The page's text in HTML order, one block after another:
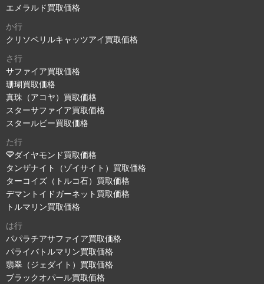
エメラルド買取価格
か行
クリソベリルキャッツアイ買取価格
さ行
サファイア買取価格
珊瑚買取価格
真珠（アコヤ）買取価格
スターサファイア買取価格
スタールビー買取価格
た行
ダイヤモンド買取価格
タンザナイト（ゾイサイト）買取価格
ターコイズ（トルコ石）買取価格
デマントイドガーネット買取価格
トルマリン買取価格
は行
パパラチアサファイア買取価格
パライバトルマリン買取価格
翡翠（ジェダイト）買取価格
ブラックオパール買取価格